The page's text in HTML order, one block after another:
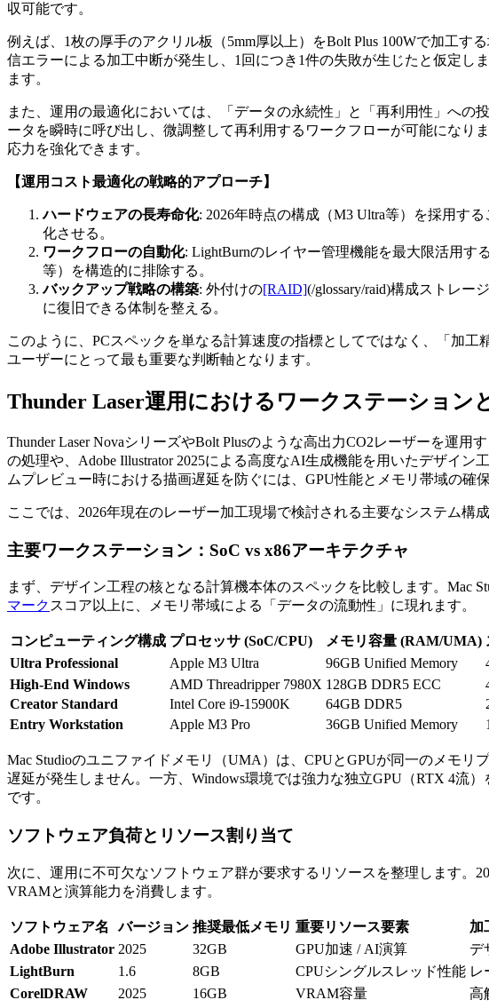
収可能です。
例えば、1枚の厚手のアクリル板（5mm厚以上）をBolt Plus 100Wで加工
信エラーによる加工中断が発生し、1回につき1件の失敗が生じたと仮定
ます。
また、運用の最適化においては、「データの永続性」と「再利用性」へ
ータを瞬時に呼び出し、微調整して再利用するワークフローが可能にな
応力を強化できます。
【運用コスト最適化の戦略的アプローチ】
ハードウェアの長寿命化: 2026年時点の構成（M3 Ultra等）を採用す
化させる。
ワークフローの自動化: LightBurnのレイヤー管理機能を最大限活用す
等）を構造的に排除する。
バックアップ戦略の構築: 外付けの[RAID](/glossary/raid)構成ストレー
に復旧できる体制を整える。
このように、PCスペックを単なる計算速度の指標としてではなく、「加
ユーザーにとって最も重要な判断軸となります。
Thunder Laser運用におけるワークステーション
Thunder Laser NovaシリーズやBolt Plusのような高出力CO2レーザーを運
の処理や、Adobe Illustrator 2025による高度なAI生成機能を用いたデザイ
ムプレビュー時における描画遅延を防ぐには、GPU性能とメモリ帯域の確
ここでは、2026年現在のレーザー加工現場で検討される主要なシステム構
主要ワークステーション：SoC vs x86アーキテクチャ
まず、デザイン工程の核となる計算機本体のスペックを比較します。Mac
マーク スコア以上に、メモリ帯域による「データの流動性」に現れます。
コンピューティング構成 プロセッサ (SoC/CPU) メモリ容量 (RAM/UMA)
Ultra Professional
Apple M3 Ultra 96GB Unified Memory
High-End Windows
AMD Threadripper 7980X 128GB DDR5 ECC
Creator Standard
Intel Core i9-15900K 64GB DDR5
Entry Workstation
Apple M3 Pro 36GB Unified Memory
Mac Studioのユニファイドメモリ（UMA）は、CPUとGPUが同一のメモ
遅延が発生しません。一方、Windows環境では強力な独立GPU（RTX 4流
です。
ソフトウェア負荷とリソース割り当て
次に、運用に不可欠なソフトウェア群が要求するリソースを整理します。
VRAMと演算能力を消費します。
ソフトウェア名 バージョン 推奨最低メモリ 重要リソース要素
加
Adobe Illustrator 2025 32GB GPU加速 / AI演算
デ
LightBurn
1.6 8GB CPUシングルスレッド性能 レ
CorelDRAW
2025 16GB VRAM容量
高